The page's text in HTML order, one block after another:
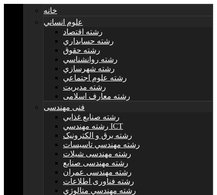
خانه
علوم انساني
رشته اقتصاد
رشته حسابداري
رشته حقوق
رشته روانشناسي
رشته شهرسازي
رشته علوم اجتماعي
رشته مديريت
رشته معارف اسلامی
فنی مهندسی
رشته صنايع غذايي
رشته مهندسي ICT
رشته برق و الکترونيک
رشته مهندسي تاسيسات
رشته مهندسی شیلات
رشته مهندسی صنایع
رشته مهندسی عمران
رشته فناوری اطلاعات
رشته مهندسي متالوژي